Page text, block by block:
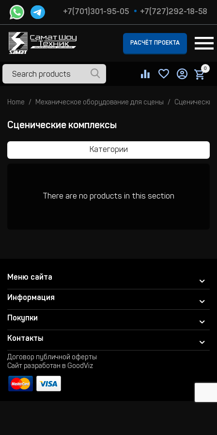
+7(701)301-95-05 +7(727)292-18-58
РАСЧЁТ ПРОЕКТА
0
Home Механическое оборудование для сцены
Сценические комплексы
Категории
There are no products in this section
Меню сайта
Информация
Покупки
Контакты
Договор публичной оферты
Сайт разработан в GoodViz